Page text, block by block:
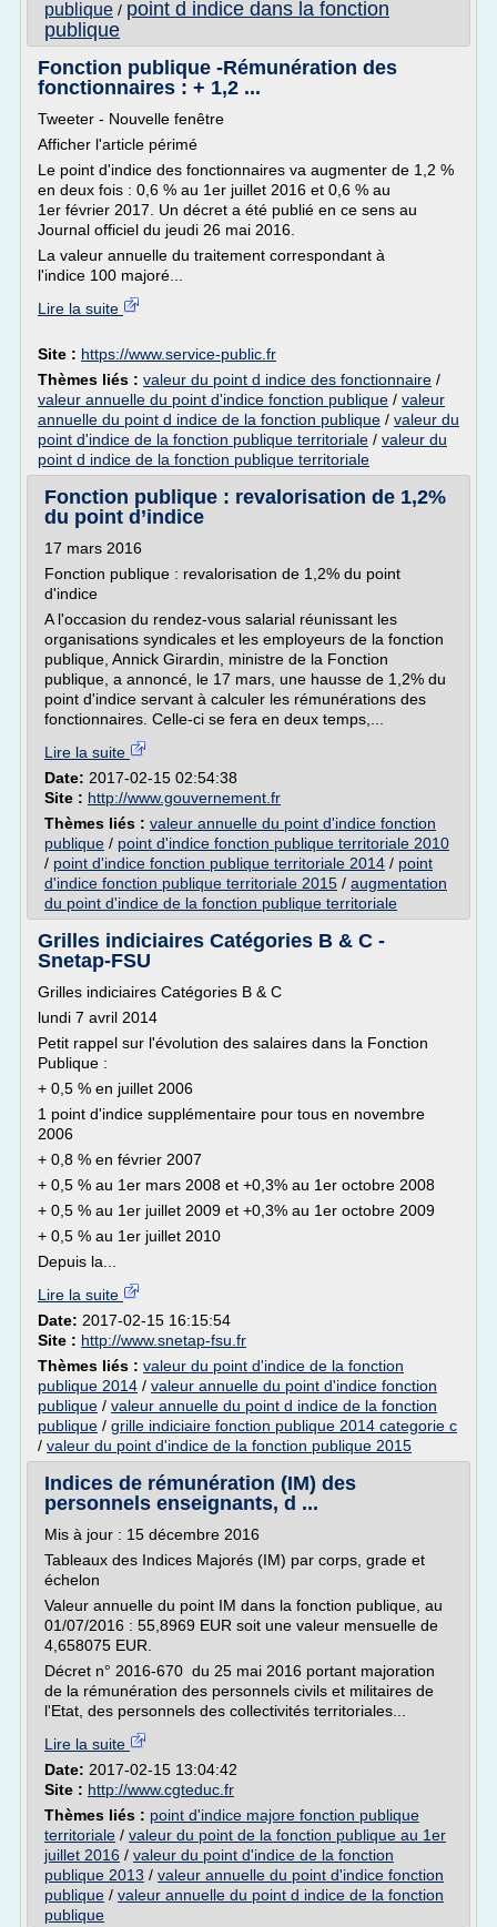
publique / point d indice dans la fonction
publique
Fonction publique -Rémunération des
fonctionnaires : + 1,2 ...
Tweeter - Nouvelle fenêtre
Afficher l'article périmé
Le point d'indice des fonctionnaires va augmenter de 1,2 %
en deux fois : 0,6 % au 1er juillet 2016 et 0,6 % au
1er février 2017. Un décret a été publié en ce sens au
Journal officiel du jeudi 26 mai 2016.
La valeur annuelle du traitement correspondant à
l'indice 100 majoré...
Lire la suite
Site : https://www.service-public.fr
Thèmes liés : valeur du point d indice des fonctionnaire /
valeur annuelle du point d'indice fonction publique / valeur
annuelle du point d indice de la fonction publique / valeur du
point d'indice de la fonction publique territoriale / valeur du
point d indice de la fonction publique territoriale
Fonction publique : revalorisation de 1,2%
du point d’indice
17 mars 2016
Fonction publique : revalorisation de 1,2% du point
d'indice
A l'occasion du rendez-vous salarial réunissant les
organisations syndicales et les employeurs de la fonction
publique, Annick Girardin, ministre de la Fonction
publique, a annoncé, le 17 mars, une hausse de 1,2% du
point d'indice servant à calculer les rémunérations des
fonctionnaires. Celle-ci se fera en deux temps,...
Lire la suite
Date: 2017-02-15 02:54:38
Site : http://www.gouvernement.fr
Thèmes liés : valeur annuelle du point d'indice fonction
publique / point d'indice fonction publique territoriale 2010
/ point d'indice fonction publique territoriale 2014 / point
d'indice fonction publique territoriale 2015 / augmentation
du point d'indice de la fonction publique territoriale
Grilles indiciaires Catégories B & C -
Snetap-FSU
Grilles indiciaires Catégories B & C
lundi 7 avril 2014
Petit rappel sur l'évolution des salaires dans la Fonction
Publique :
+ 0,5 % en juillet 2006
1 point d'indice supplémentaire pour tous en novembre
2006
+ 0,8 % en février 2007
+ 0,5 % au 1er mars 2008 et +0,3% au 1er octobre 2008
+ 0,5 % au 1er juillet 2009 et +0,3% au 1er octobre 2009
+ 0,5 % au 1er juillet 2010
Depuis la...
Lire la suite
Date: 2017-02-15 16:15:54
Site : http://www.snetap-fsu.fr
Thèmes liés : valeur du point d'indice de la fonction
publique 2014 / valeur annuelle du point d'indice fonction
publique / valeur annuelle du point d indice de la fonction
publique / grille indiciaire fonction publique 2014 categorie c
/ valeur du point d'indice de la fonction publique 2015
Indices de rémunération (IM) des
personnels enseignants, d ...
Mis à jour : 15 décembre 2016
Tableaux des Indices Majorés (IM) par corps, grade et
échelon
Valeur annuelle du point IM dans la fonction publique, au
01/07/2016 : 55,8969 EUR soit une valeur mensuelle de
4,658075 EUR.
Décret n° 2016-670 du 25 mai 2016 portant majoration
de la rémunération des personnels civils et militaires de
l'Etat, des personnels des collectivités territoriales...
Lire la suite
Date: 2017-02-15 13:04:42
Site : http://www.cgteduc.fr
Thèmes liés : point d'indice majore fonction publique
territoriale / valeur du point de la fonction publique au 1er
juillet 2016 / valeur du point d'indice de la fonction
publique 2013 / valeur annuelle du point d'indice fonction
publique / valeur annuelle du point d indice de la fonction
publique